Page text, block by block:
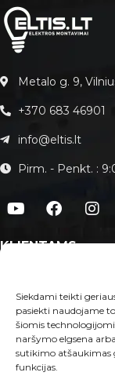
Siekdami teikti
pasiekti naudojame
šiomis
naršymo elgsena
sutikimo atšaukimas
funkcijas.
Metalo g. 9,
+370 683 46901
info@eltis.lt
Pirm. - Penkt. :
KLIENTAMS
Paslaugos
Kontaktai
E-PARDUOTUVĖ
Taisyklės ir sąlygos